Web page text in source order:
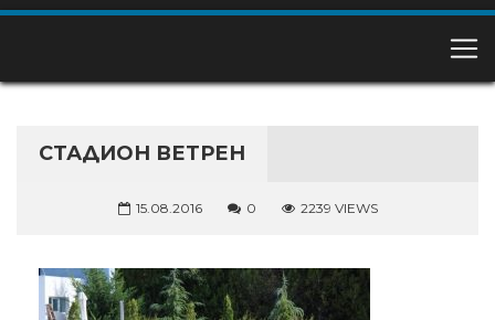
СТАДИОН ВЕТРЕН
15.08.2016 0 2239 VIEWS